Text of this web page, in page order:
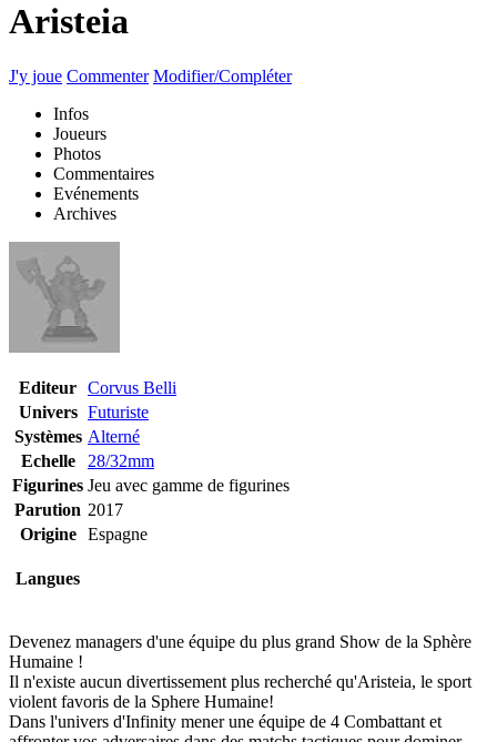
Aristeia
J'y joue Commenter Modifier/Compléter
Infos
Joueurs
Photos
Commentaires
Evénements
Archives
Editeur Corvus Belli
Univers Futuriste
Systèmes Alterné
Echelle
28/32mm
Figurines Jeu avec gamme de figurines
Parution 2017
Origine
Espagne
Langues
Devenez managers d'une équipe du plus grand Show de la Sphère
Humaine !
Il n'existe aucun divertissement plus recherché qu'Aristeia, le sport
violent favoris de la Sphere Humaine!
Dans l'univers d'Infinity mener une équipe de 4 Combattant et